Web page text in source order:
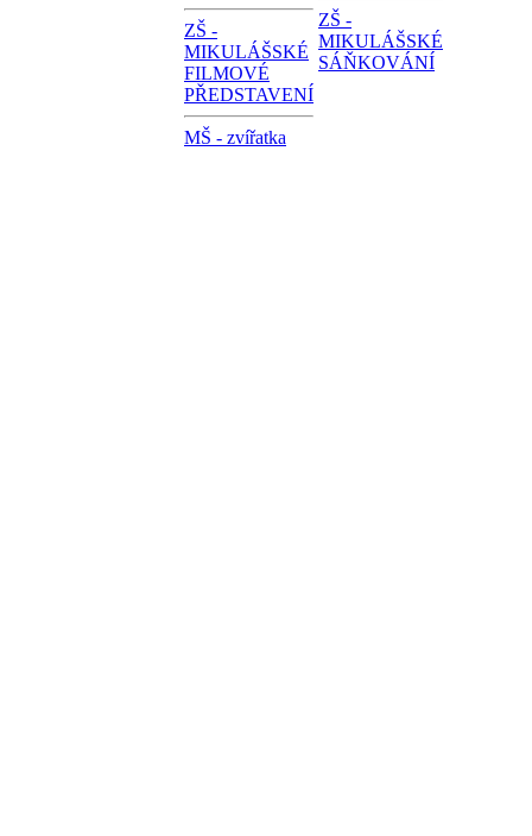
ZŠ -
MIKULÁŠSKÉ
FILMOVÉ
PŘEDSTAVENÍ
MŠ - zvířatka
ZŠ -
MIKULÁŠSKÉ
SÁŇKOVÁNÍ